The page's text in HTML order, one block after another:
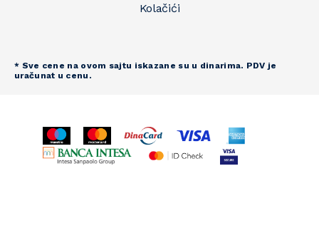
Kolačići
* Sve cene na ovom sajtu iskazane su u dinarima. PDV je
uračunat u cenu.